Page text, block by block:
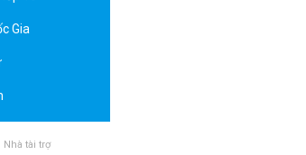
Gia
Nhà tài trợ